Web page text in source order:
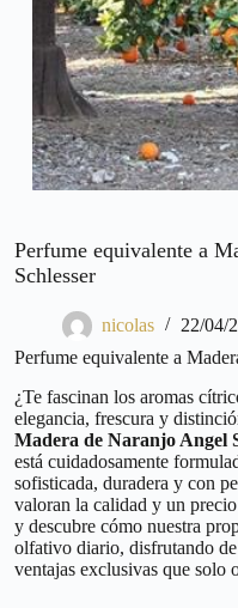
Perfume equivalente a
Schlesser
nicolas 22/04/
Perfume equivalente a
¿Te fascinan los aromas
elegancia, frescura y
Madera de Naranjo Angel
está cuidadosamente
sofisticada, duradera y con
valoran la calidad y un
y descubre cómo nuestra
olfativo diario, disfrutando
ventajas exclusivas que solo